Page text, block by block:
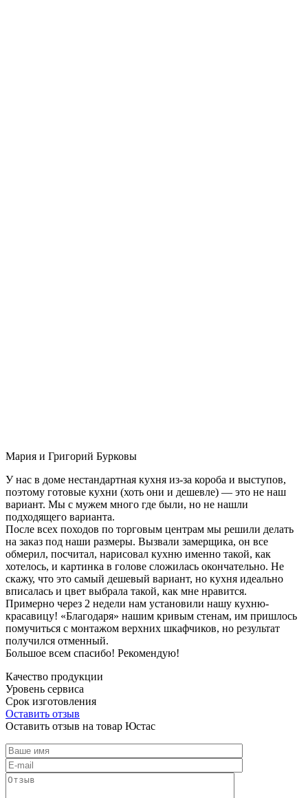
Мария и Григорий Бурковы
У нас в доме нестандартная кухня из-за короба и выступов,
поэтому готовые кухни (хоть они и дешевле) — это не наш
вариант. Мы с мужем много где были, но не нашли
подходящего варианта.
После всех походов по торговым центрам мы решили делать
на заказ под наши размеры. Вызвали замерщика, он все
обмерил, посчитал, нарисовал кухню именно такой, как
хотелось, и картинка в голове сложилась окончательно. Не
скажу, что это самый дешевый вариант, но кухня идеально
вписалась и цвет выбрала такой, как мне нравится.
Примерно через 2 недели нам установили нашу кухню-
красавицу! «Благодаря» нашим кривым стенам, им пришлось
помучиться с монтажом верхних шкафчиков, но результат
получился отменный.
Большое всем спасибо! Рекомендую!
Качество продукции
Уровень сервиса
Срок изготовления
Оставить отзыв
Оставить отзыв на товар Юстас